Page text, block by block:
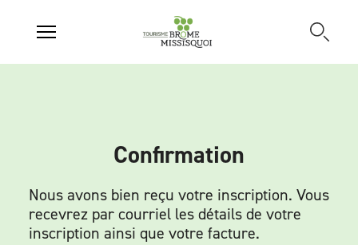
Confirmation
Nous avons bien reçu votre inscription. Vous
recevrez par courriel les détails de votre
inscription ainsi que votre facture.